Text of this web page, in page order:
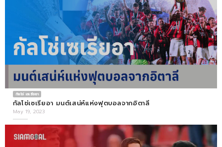
กัลโช่ เซเรียอา
กัลโช่เซเรียอา มนต์เสน่ห์แห่งฟุตบอลจากอิตาลี
May 19, 2023